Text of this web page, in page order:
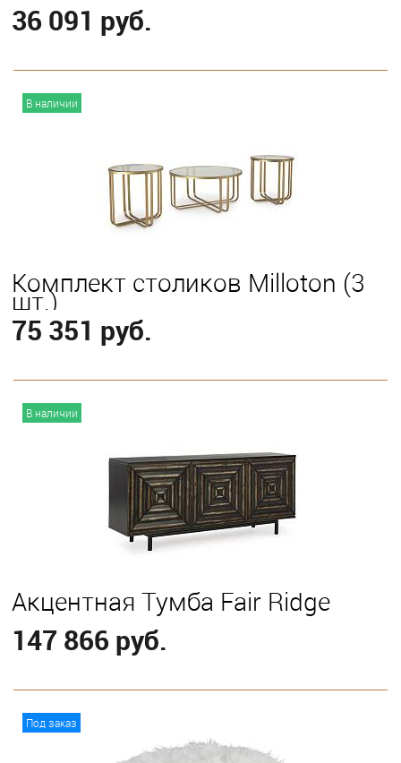
36 091 руб.
В наличии
Комплект столиков Milloton (3
шт.)
75 351 руб.
В наличии
Акцентная Тумба Fair Ridge
147 866 руб.
Под заказ